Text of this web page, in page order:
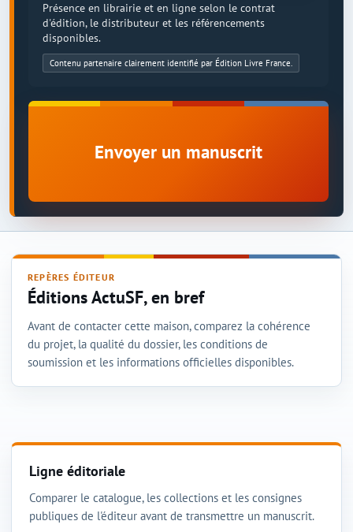
Présence en librairie et en ligne selon le contrat
d'édition, le distributeur et les référencements
disponibles.
Contenu partenaire clairement identifié par Édition Livre France.
Envoyer un manuscrit
REPÈRES ÉDITEUR
Éditions ActuSF, en bref
Avant de contacter cette maison, comparez la cohérence
du projet, la qualité du dossier, les conditions de
soumission et les informations officielles disponibles.
Ligne éditoriale
Comparer le catalogue, les collections et les consignes
publiques de l'éditeur avant de transmettre un manuscrit.